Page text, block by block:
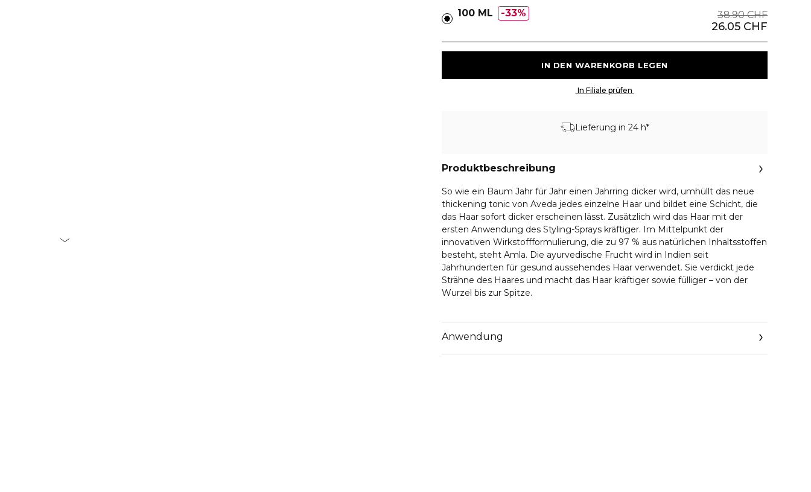
100 ML 33% 38.90 CHF
26.05 CHF
Lieferung in 24 h*
Produktbeschreibung
So wie ein Baum Jahr für Jahr einen Jahrring dicker wird, umhüllt das neue
thickening tonic von Aveda jedes einzelne Haar und bildet eine Schicht, die
das Haar sofort dicker erscheinen lässt. Zusätzlich wird das Haar mit der
ersten Anwendung des Styling-Sprays kräftiger. Im Mittelpunkt der
innovativen Wirkstoffformulierung, die zu 97 % aus natürlichen Inhaltsstoffen
besteht, steht Amla. Die ayurvedische Frucht wird in Indien seit
Jahrhunderten für gesund aussehendes Haar verwendet. Sie verdickt jede
Strähne des Haares und macht das Haar kräftiger sowie fülliger – von der
Wurzel bis zur Spitze.
Anwendung